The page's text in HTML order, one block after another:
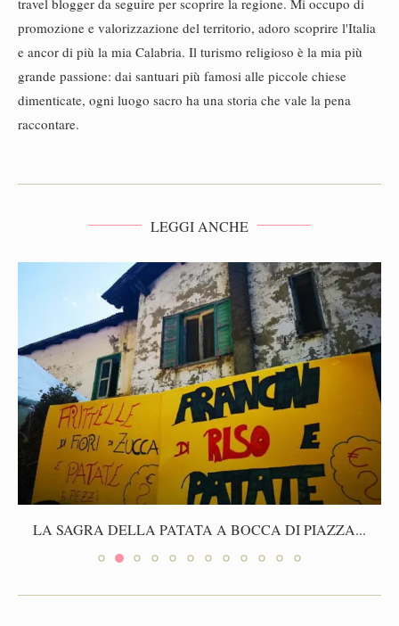
promozione e valorizzazione del territorio, adoro scoprire l'Italia
e ancor di più la mia Calabria. Il turismo religioso è la mia più
grande passione: dai santuari più famosi alle piccole chiese
dimenticate, ogni luogo sacro ha una storia che vale la pena
raccontare.
LEGGI ANCHE
LA SAGRA DELLA PATATA A BOCCA DI PIAZZA...